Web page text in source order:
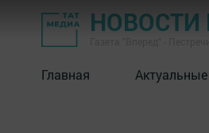
НОВОСТИ
Главная